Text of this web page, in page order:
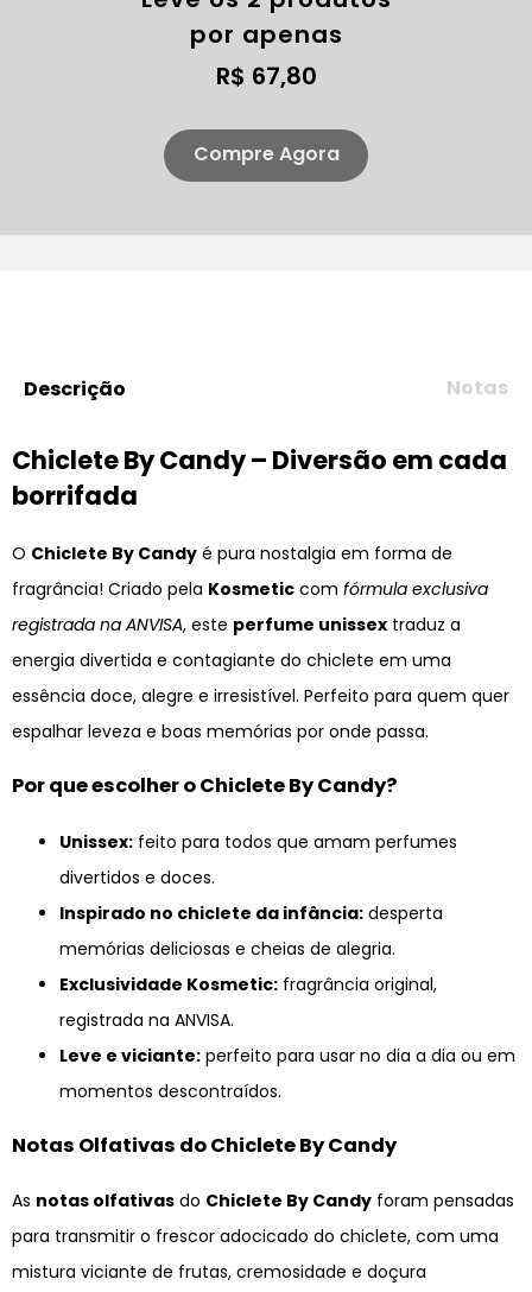
por apenas
R$ 67,80
Compre Agora
Descrição Notas
Chiclete By Candy – Diversão em cada
borrifada
O Chiclete By Candy é pura nostalgia em forma de
fragrância! Criado pela Kosmetic com fórmula exclusiva
registrada na ANVISA, este perfume unissex traduz a
energia divertida e contagiante do chiclete em uma
essência doce, alegre e irresistível. Perfeito para quem quer
espalhar leveza e boas memórias por onde passa.
Por que escolher o Chiclete By Candy?
Unissex: feito para todos que amam perfumes
divertidos e doces.
Inspirado no chiclete da infância: desperta
memórias deliciosas e cheias de alegria.
Exclusividade Kosmetic: fragrância original,
registrada na ANVISA.
Leve e viciante: perfeito para usar no dia a dia ou em
momentos descontraídos.
Notas Olfativas do Chiclete By Candy
As notas olfativas do Chiclete By Candy foram pensadas
para transmitir o frescor adocicado do chiclete, com uma
mistura viciante de frutas, cremosidade e doçura